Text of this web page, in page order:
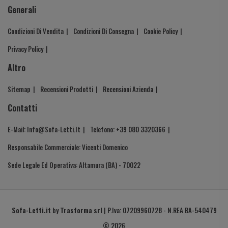
Generali
Condizioni Di Vendita Condizioni Di Consegna
Cookie Policy
Privacy Policy
Altro
Sitemap Recensioni Prodotti Recensioni Azienda
Contatti
E-Mail: Info@sofa-Letti.it
Telefono: +39 080 3320366
Responsabile Commerciale: Vicenti Domenico
Sede Legale Ed Operativa: Altamura (BA) - 70022
Sofa-Letti.it byTrasforma srl | P.Iva: 07209960728 - N.REA BA-540479
© 2026